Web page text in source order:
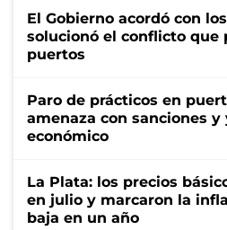
El Gobierno acordó con
solucionó el conflicto que
puertos
Paro de prácticos en
amenaza con sanciones
económico
La Plata: los precios
en julio y marcaron la
baja en un año